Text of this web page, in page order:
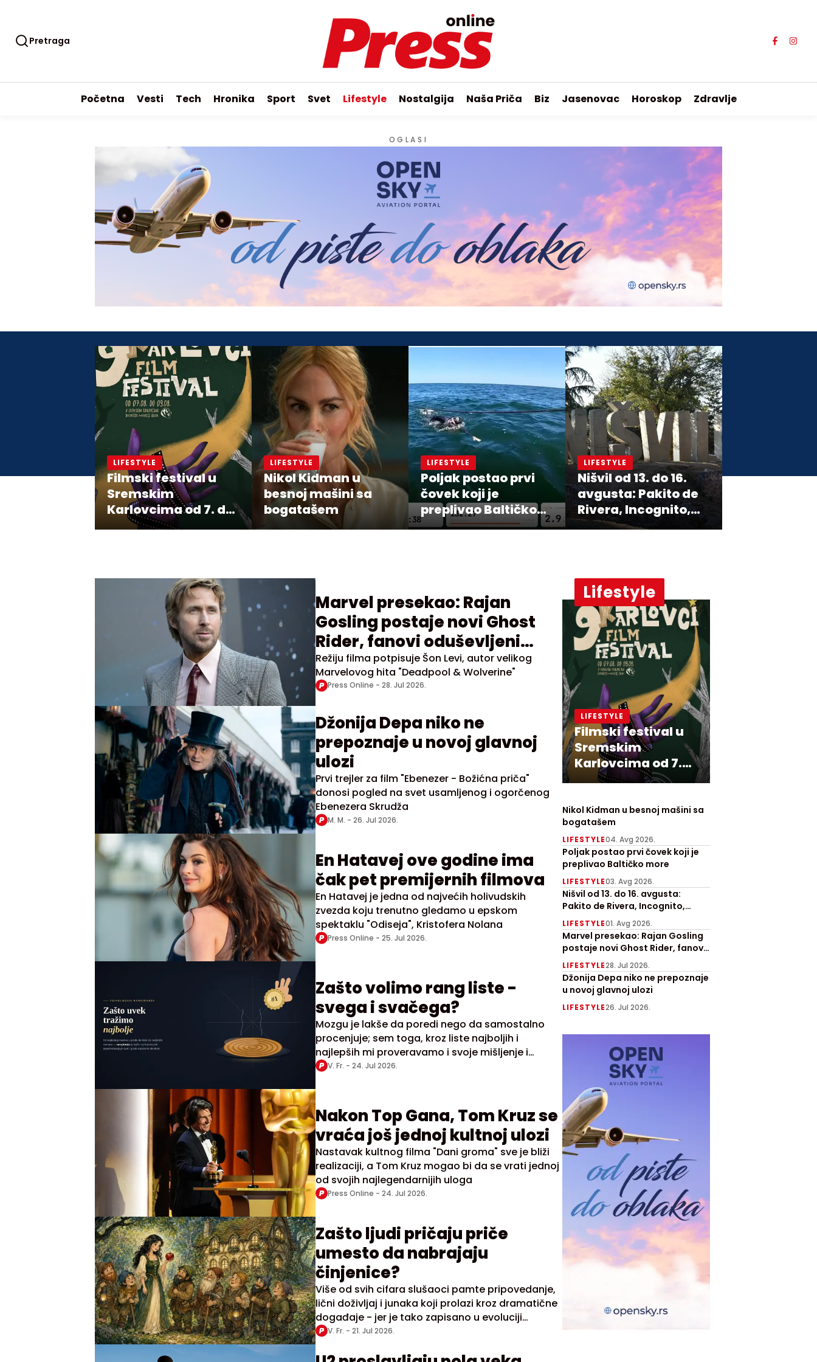
Pretraga
Početna Vesti Tech Hronika Sport Svet Lifestyle Nostalgija Naša Priča Biz Jasenovac Horoskop Zdravlje
OGLASI
LIFESTYLE
Filmski festival u
Sremskim
Karlovcima od 7. do
9. avgusta
LIFESTYLE
Nikol Kidman u
besnoj mašini sa
bogatašem
LIFESTYLE
Poljak postao prvi
čovek koji je
preplivao Baltičko
more
LIFESTYLE
Nišvil od 13. do 16.
avgusta: Pakito de
Rivera, Incognito,
Boney M i više od
Marvel presekao: Rajan
Gosling postaje novi Ghost
Rider, fanovi oduševljeni
najavom
Režiju filma potpisuje Šon Levi, autor velikog
Marvelovog hita "Deadpool & Wolverine"
Press Online - 28. Jul 2026.
Džonija Depa niko ne
prepoznaje u novoj glavnoj
ulozi
Prvi trejler za film "Ebenezer - Božićna priča"
donosi pogled na svet usamljenog i ogorčenog
Ebenezera Skrudža
M. M. - 26. Jul 2026.
En Hatavej ove godine ima
čak pet premijernih filmova
En Hatavej je jedna od najvećih holivudskih
zvezda koju trenutno gledamo u epskom
spektaklu "Odiseja", Kristofera Nolana
Press Online - 25. Jul 2026.
Zašto volimo rang liste -
svega i svačega?
Mozgu je lakše da poredi nego da samostalno
procenjuje; sem toga, kroz liste najboljih i
najlepših mi proveravamo i svoje mišljenje i
poredimo ga sa drugima
V. Fr. - 24. Jul 2026.
Nakon Top Gana, Tom Kruz se
vraća još jednoj kultnoj ulozi
Nastavak kultnog filma "Dani groma" sve je bliži
realizaciji, a Tom Kruz mogao bi da se vrati jednoj
od svojih najlegendarnijih uloga
Press Online - 24. Jul 2026.
Zašto ljudi pričaju priče
umesto da nabrajaju
činjenice?
Više od svih cifara slušaoci pamte pripovedanje,
lični doživljaj i junaka koji prolazi kroz dramatične
događaje - jer je tako zapisano u evoluciji
ljudskog roda
V. Fr. - 21. Jul 2026.
Lifestyle
LIFESTYLE
Filmski festival u
Sremskim
Karlovcima od 7.
do 9. avgusta
Nikol Kidman u besnoj mašini sa
bogatašem
LIFESTYLE04. Avg 2026.
Poljak postao prvi čovek koji je
preplivao Baltičko more
LIFESTYLE03. Avg 2026.
Nišvil od 13. do 16. avgusta:
Pakito de Rivera, Incognito,
Boney M i više od 1.000 izvođača
na festivalu
LIFESTYLE01. Avg 2026.
Marvel presekao: Rajan Gosling
postaje novi Ghost Rider, fanovi
oduševljeni najavom
LIFESTYLE28. Jul 2026.
Džonija Depa niko ne prepoznaje
u novoj glavnoj ulozi
LIFESTYLE26. Jul 2026.